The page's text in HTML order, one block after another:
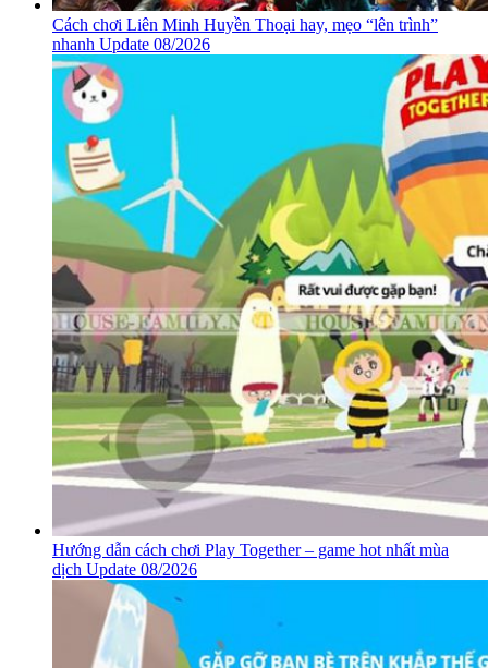
Cách chơi Liên Minh Huyền Thoại hay, mẹo “lên trình”
nhanh Update 08/2026
Hướng dẫn cách chơi Play Together – game hot nhất mùa
dịch Update 08/2026